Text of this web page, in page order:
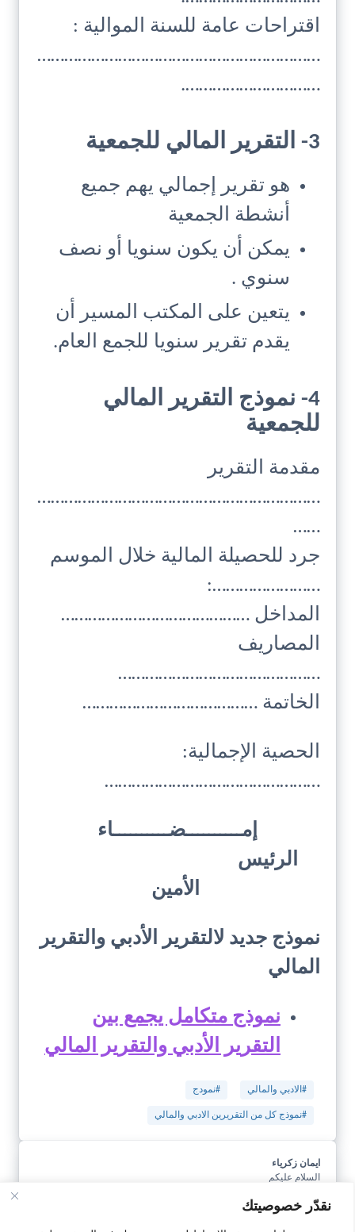
نقدّر خصوصيتك
اقتراحات عامة للسنة الموالية :
………………………………………………………
………………………….
3- التقرير المالي للجمعية
هو تقرير إجمالي يهم جميع
أنشطة الجمعية
يمكن أن يكون سنويا أو نصف
سنوي .
يتعين على المكتب المسير أن
يقدم تقرير سنويا للجمع العام.
4- نموذج التقرير المالي
للجمعية
مقدمة التقرير
………………………………………………………
……
جرد للحصيلة المالية خلال الموسم
……………………:
المداخل ……………………………………
المصاريف
………………………………………
الخاتمة …………………………………
الحصية الإجمالية:
…………………………………………
إمــــــــــضــــــــــاء
الرئيس
الأمين
نموذج جديد لالتقرير الأدبي والتقرير
المالي
نموذج متكامل يجمع بين
التقرير الأدبي والتقرير المالي
#الادبي والمالي #نمودج
#نموذج كل من التقريرين الادبي والمالي
ايمان زكرياء
السلام عليكم
الشكر